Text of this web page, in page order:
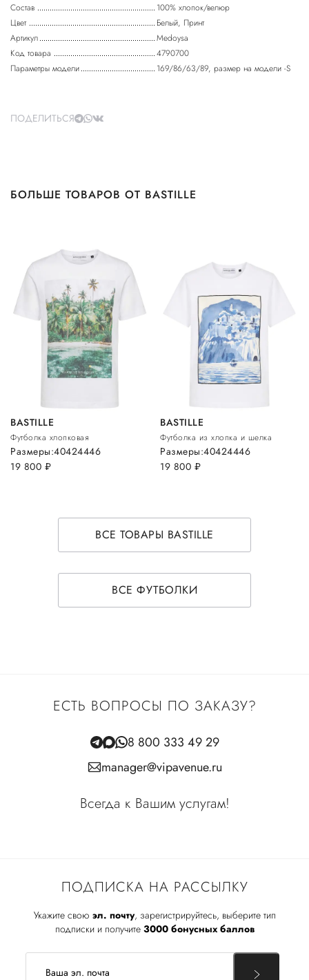
Состав
100% хлопок/велюр
Цвет
Белый, Принт
Артикул
Medoysa
Код товара
4790700
Параметры модели
169/86/63/89, размер на модели -S
ПОДЕЛИТЬСЯ
БОЛЬШЕ ТОВАРОВ ОТ BASTILLE
BASTILLE
Футболка хлопковая
19 800 руб.
Размеры:40424446
BASTILLE
Футболка из хлопка и шелка
19 800 руб.
Размеры:40424446
ВСЕ ТОВАРЫ BASTILLE
ВСЕ ФУТБОЛКИ
ПОДПИСКА НА РАССЫЛКУ
Укажите свою эл. почту, зарегистрируйтесь, выберите тип
подписки и получите 3000 бонусных баллов
ЕСТЬ ВОПРОСЫ ПО ЗАКАЗУ?
8 800 333 49 29
manager@vipavenue.ru
Всегда к Вашим услугам!